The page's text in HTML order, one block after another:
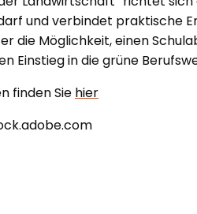
und verbindet praktische
die Möglichkeit, einen
Einstieg in die grüne
finden Sie hier